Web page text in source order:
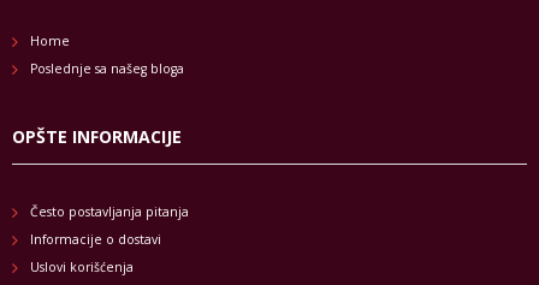
Home
Poslednje sa našeg bloga
OPŠTE INFORMACIJE
Često postavljanja pitanja
Informacije o dostavi
Uslovi korišćenja